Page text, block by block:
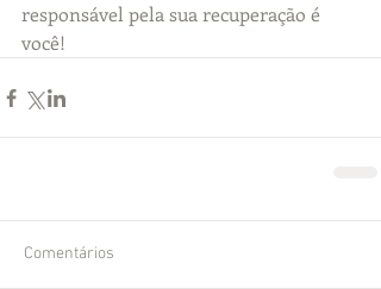
responsável pela sua recuperação é
você!
Comentários